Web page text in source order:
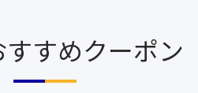
すめクーポン